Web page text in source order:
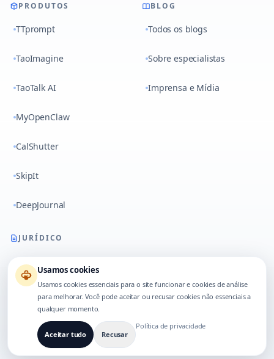
PRODUTOS
TTprompt
TaoImagine
TaoTalk AI
MyOpenClaw
CalShutter
SkipIt
DeepJournal
BLOG
Todos os blogs
Sobre especialistas
Imprensa e Mídia
JURÍDICO
Privacidade
Contato
Sobre nós
Usamos cookies
Usamos cookies essenciais para o site funcionar e cookies de análise
para melhorar. Você pode aceitar ou recusar cookies não essenciais a
qualquer momento.
Aceitar tudo Recusar
Política de privacidade